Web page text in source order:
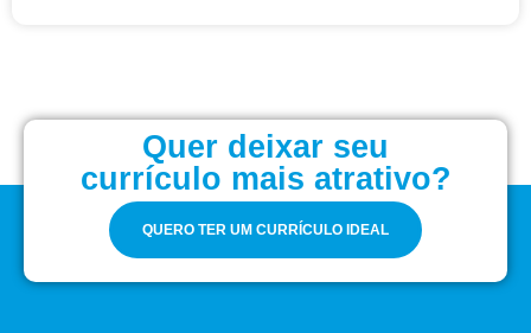
Quer deixar seu
currículo mais atrativo?
QUERO TER UM CURRÍCULO IDEAL